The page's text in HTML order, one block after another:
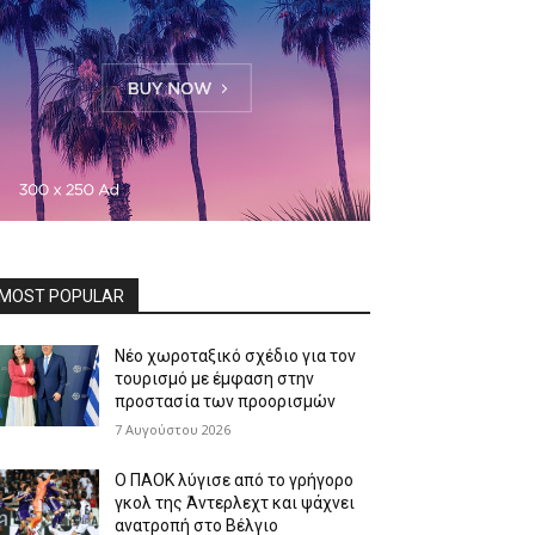
POPULAR
Νέο χωροταξικό σχέδιο για τον
τουρισμό με έμφαση στην
προστασία των προορισμών
7 Αυγούστου 2026
Ο ΠΑΟΚ λύγισε από το γρήγορο
γκολ της Άντερλεχτ και ψάχνει
ανατροπή στο Βέλγιο